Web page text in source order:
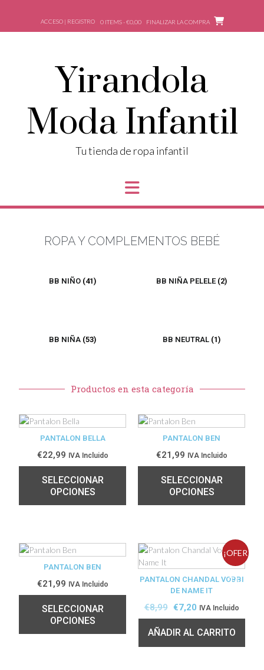
ACCESO | REGISTRO 0 ITEMS - €0,00 FINALIZAR LA COMPRA
Yirandola
Moda Infantil
Tu tienda de ropa infantil
ROPA Y COMPLEMENTOS BEBÉ
BB NIÑO (41) BB NIÑA PELELE (2)
BB NIÑA (53) BB NEUTRAL (1)
Productos en esta categoría
PANTALON BELLA
€22,99 IVA Incluido
SELECCIONAR
OPCIONES
PANTALON BEN
€21,99 IVA Incluido
SELECCIONAR
OPCIONES
PANTALON BEN
€21,99 IVA Incluido
SELECCIONAR
OPCIONES
¡OFER
TA!
PANTALON CHANDAL VOBBI
DE NAME IT
€8,99 €7,20 IVA Incluido
AÑADIR AL CARRITO